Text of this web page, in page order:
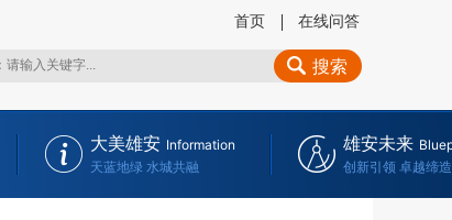
首页 在线问答
搜索
大美雄安 Information
天蓝地绿 水城共融
雄安未来
创新引领 卓越缔造